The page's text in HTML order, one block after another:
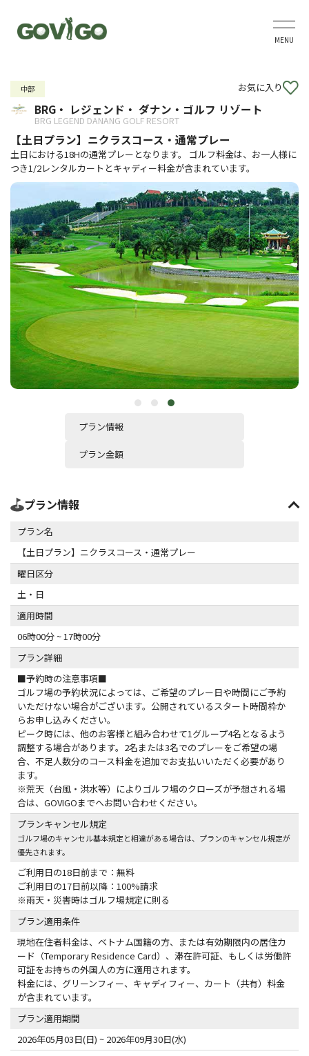
MENU
中部 お気に入り
BRG・ レジェンド・ ダナン・ゴルフ リゾート
BRG LEGEND DANANG GOLF RESORT
【土日プラン】ニクラスコース・通常プレー
土日における18Hの通常プレーとなります。 ゴルフ料金は、お一人様に
つき1/2レンタルカートとキャディー料金が含まれています。
プラン情報
プラン金額
プラン情報
プラン名
【土日プラン】ニクラスコース・通常プレー
曜日区分
土・日
適用時間
06時00分 ~ 17時00分
プラン詳細
■予約時の注意事項■
ゴルフ場の予約状況によっては、ご希望のプレー日や時間にご予約
いただけない場合がございます。公開されているスタート時間枠か
らお申し込みください。
ピーク時には、他のお客様と組み合わせて1グループ4名となるよう
調整する場合があります。2名または3名でのプレーをご希望の場
合、不足人数分のコース料金を追加でお支払いいただく必要があり
ます。
※荒天（台風・洪水等）によりゴルフ場のクローズが予想される場
合は、GOVIGOまでへお問い合わせください。
プランキャンセル規定
ゴルフ場のキャンセル基本規定と相違がある場合は、プランのキャンセル規定が
優先されます。
ご利用日の18日前まで：無料
ご利用日の17日前以降：100%請求
※雨天・災害時はゴルフ場規定に則る
プラン適用条件
現地在住者料金は、ベトナム国籍の方、または有効期限内の居住カ
ード（Temporary Residence Card）、滞在許可証、もしくは労働許
可証をお持ちの外国人の方に適用されます。
料金には、グリーンフィー、キャディフィー、カート（共有）料金
が含まれています。
プラン適用期間
2026年05月03日(日) ~ 2026年09月30日(水)